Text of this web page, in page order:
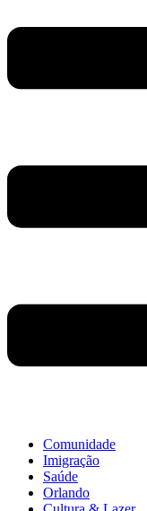
Comunidade
Imigração
Saúde
Orlando